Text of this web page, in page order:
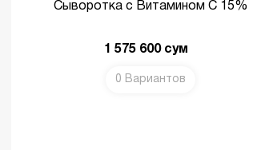
Сыворотка с Витамином С 15%
1 575 600сум
0 Вариантов